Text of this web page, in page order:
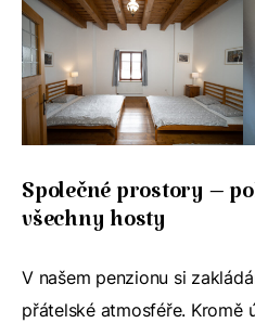
Společné prostory –
všechny hosty
V našem penzionu si
přátelské atmosféře. Kromě